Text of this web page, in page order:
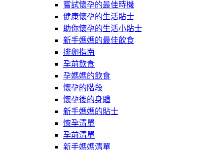
嘗試懷孕的最佳時機
健康懷孕的生活貼士
助你懷孕的生活小貼士
新手媽媽的最佳飲食
排卵指南
孕前飲食
孕媽媽的飲食
懷孕的階段
懷孕後的身體
新手媽媽的貼士
懷孕清單
孕前清單
新手媽媽清單